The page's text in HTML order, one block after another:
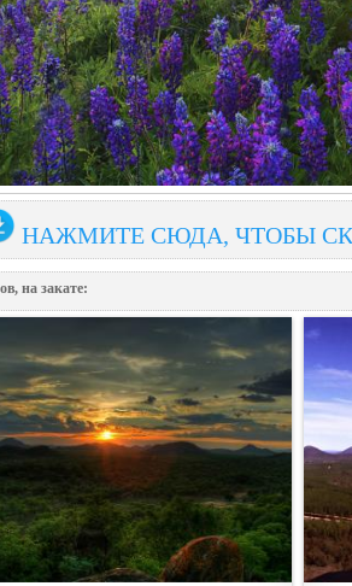
НАЖМИТЕ СЮДА, ЧТОБЫ
на закате: